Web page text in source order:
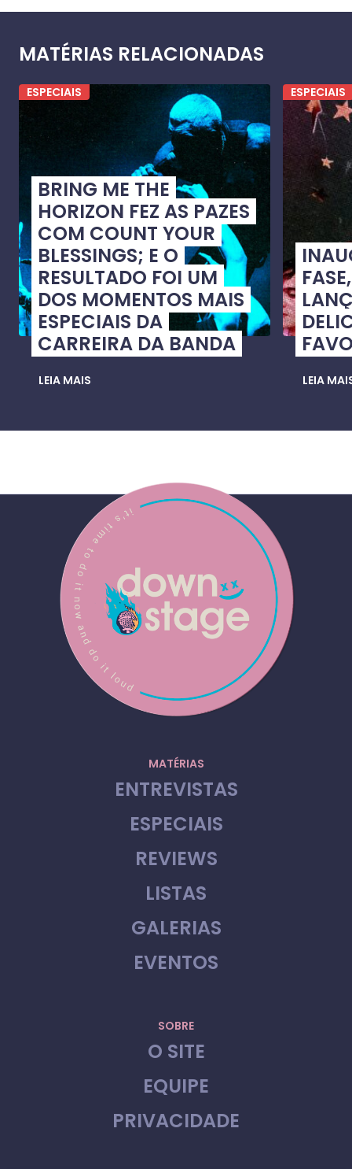
MATÉRIAS RELACIONADAS
ESPECIAIS
BRING ME THE
HORIZON FEZ AS PAZES
COM COUNT YOUR
BLESSINGS; E O
RESULTADO FOI UM
DOS MOMENTOS MAIS
ESPECIAIS DA
CARREIRA DA BANDA
LEIA MAIS
ESPECIAIS
LEIA
MATÉRIAS
ENTREVISTAS
ESPECIAIS
REVIEWS
LISTAS
GALERIAS
EVENTOS
SOBRE
O SITE
EQUIPE
PRIVACIDADE